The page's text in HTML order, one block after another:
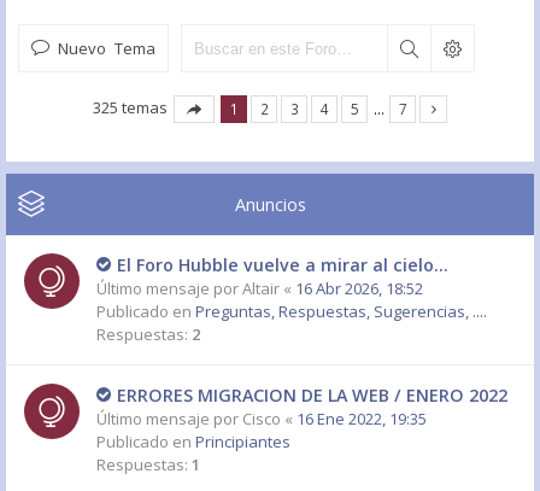
Nuevo Tema
325 temas 1 2 3 4 5 … 7
Anuncios
El Foro Hubble vuelve a mirar al cielo...
Último mensaje porAltair « 16 Abr 2026, 18:52
Publicado en Preguntas, Respuestas, Sugerencias, ....
Respuestas: 2
ERRORES MIGRACION DE LA WEB / ENERO 2022
Último mensaje por Cisco « 16 Ene 2022, 19:35
Publicado en Principiantes
Respuestas: 1